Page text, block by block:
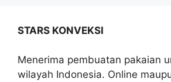
STARS KONVEKSI
Menerima pembuatan pakaian
wilayah Indonesia. Online